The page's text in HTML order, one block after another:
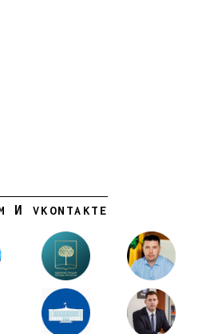
И VKONTAKTE